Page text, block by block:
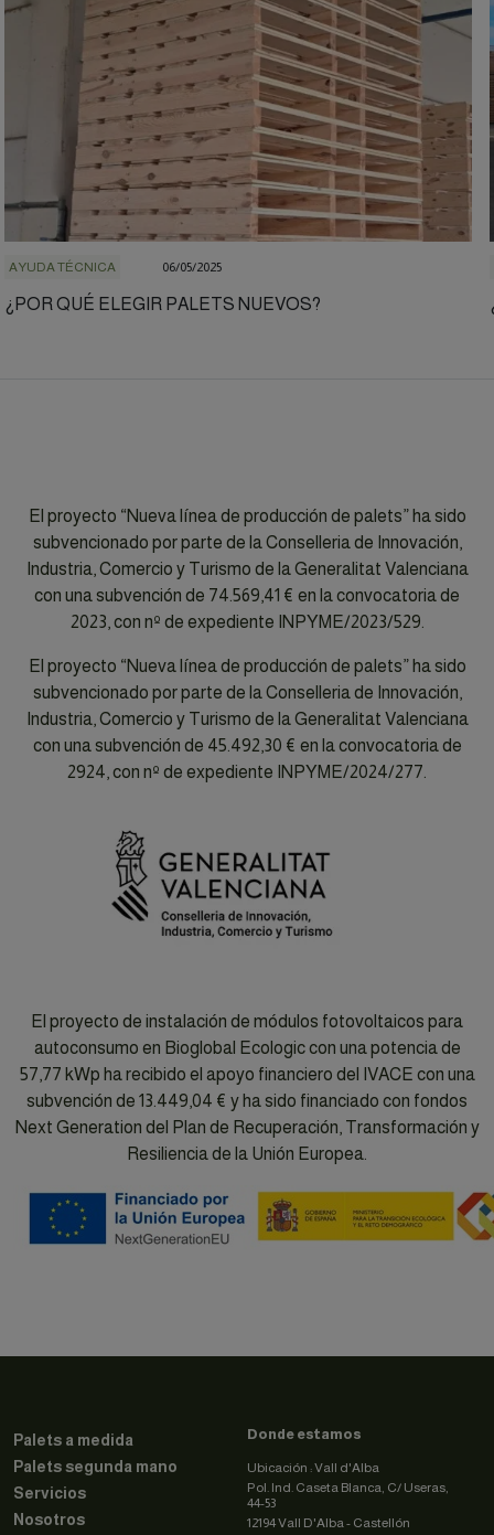
AYUDA TÉCNICA 06/05/2025
¿POR QUÉ ELEGIR PALETS NUEVOS?
El proyecto “Nueva línea de producción de palets” ha sido
subvencionado por parte de la Conselleria de Innovación,
Industria, Comercio y Turismo de la Generalitat Valenciana
con una subvención de 74.569,41 € en la convocatoria de
2023, con nº de expediente INPYME/2023/529.
El proyecto “Nueva línea de producción de palets” ha sido
subvencionado por parte de la Conselleria de Innovación,
Industria, Comercio y Turismo de la Generalitat Valenciana
con una subvención de 45.492,30 € en la convocatoria de
2924, con nº de expediente INPYME/2024/277.
El proyecto de instalación de módulos fotovoltaicos para
autoconsumo en Bioglobal Ecologic con una potencia de
57,77 kWp ha recibido el apoyo financiero del IVACE con una
subvención de 13.449,04 € y ha sido financiado con fondos
Next Generation del Plan de Recuperación, Transformación y
Resiliencia de la Unión Europea.
Palets a medida
Palets segunda mano
Servicios
Nosotros
Donde estamos
Ubicación : Vall d'Alba
Pol. Ind. Caseta Blanca, C/ Useras,
44-53
12194 Vall D'Alba - Castellón